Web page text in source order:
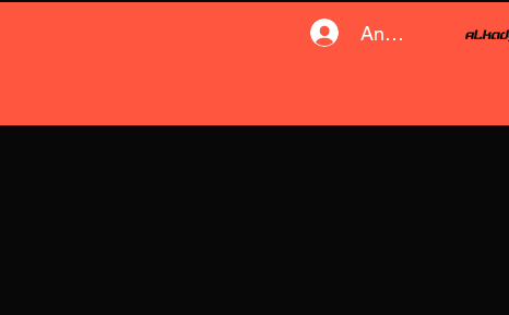
Anmelden